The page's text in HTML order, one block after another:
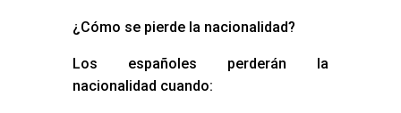
¿Cómo se pierde la nacionalidad?
Los españoles perderán la
nacionalidad cuando: